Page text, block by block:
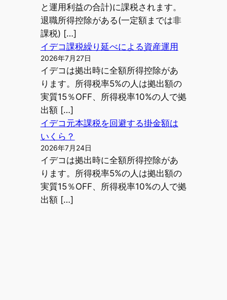
と運用利益の合計)に課税されます。
退職所得控除がある(一定額までは非
課税) […]
イデコ課税繰り延べによる資産運用
2026年7月27日
イデコは拠出時に全額所得控除があ
ります。所得税率5%の人は拠出額の
実質15％OFF、所得税率10%の人で拠
出額 […]
イデコ元本課税を回避する掛金額は
いくら？
2026年7月24日
イデコは拠出時に全額所得控除があ
ります。所得税率5%の人は拠出額の
実質15％OFF、所得税率10%の人で拠
出額 […]